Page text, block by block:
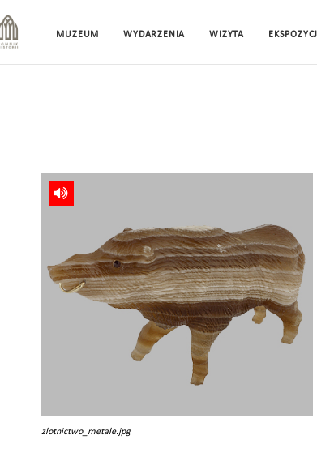
MUZEUM WYDARZENIA WIZYTA
zlotnictwo_metale.jpg